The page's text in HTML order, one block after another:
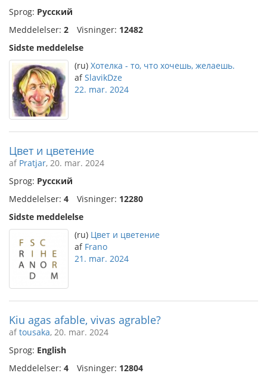
Sprog: Русский
Meddelelser: 2 Visninger: 12482
Sidste meddelelse
(ru) Хотелка - то, что хочешь, желаешь.
afSlavikDze
22. mar. 2024
Цвет и цветение
af Pratjar, 20. mar. 2024
Sprog: Русский
Meddelelser: 4 Visninger: 12280
Sidste meddelelse
(ru) Цвет и цветение
af Frano
21. mar. 2024
Kiu agas afable, vivas agrable?
aftousaka, 20. mar. 2024
Sprog: English
Meddelelser: 4 Visninger: 12804